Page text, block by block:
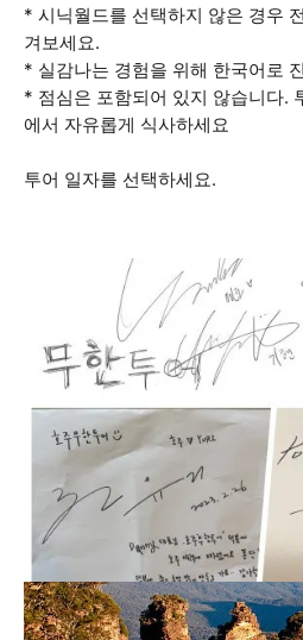
* 시닉월드를 선택하지 않은 경우
겨보세요.
* 실감나는 경험을 위해 한국어로
* 점심은 포함되어 있지 않습니다.
에서 자유롭게 식사하세요
투어 일자를 선택하세요.